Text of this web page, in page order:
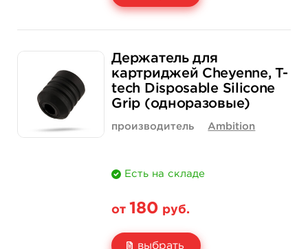
Количество
200 руб.
купить нет на складе
Держатель для
картриджей Cheyenne, T-
tech Disposable Silicone
Grip (одноразовые)
производитель Ambition
Есть на складе
от 180 руб.
выбрать